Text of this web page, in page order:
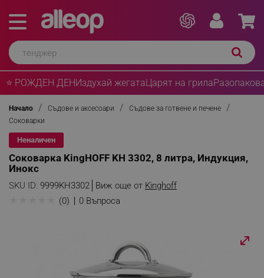
⭐ РОЖДЕН ДЕНИздухай жегатаЦарят на грила
Начало Съдове и аксесоари
Съдове за готвене и печене
Соковарки
Неналичен
Соковарка KingHOFF KH 3302, 8 литра, Индукция,
Инокс
SKU ID: 9999KH3302 Виж още от Kinghoff
(0) 0 Въпроса